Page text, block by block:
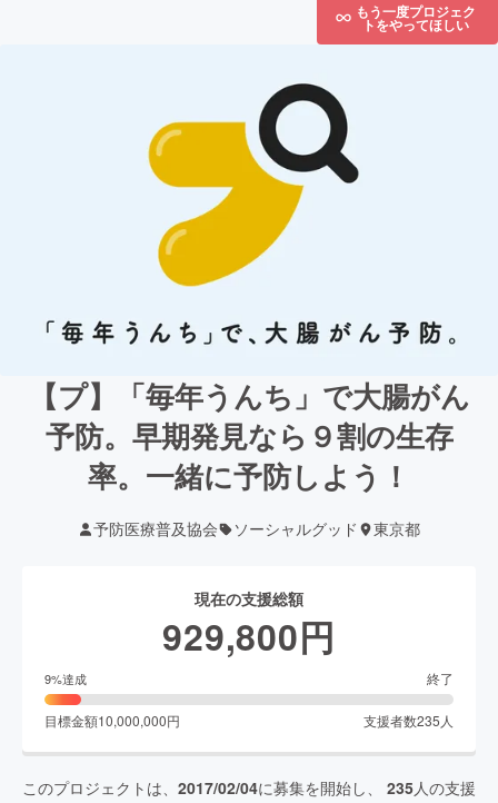
もう一度プロジェク
トをやってほしい
【プ】「毎年うんち」で大腸がん
予防。早期発見なら９割の生存
率。一緒に予防しよう！
予防医療普及協会 ソーシャルグッド 東京都
現在の支援総額
929,800円
9%達成 終了
目標金額10,000,000円 支援者数235 人
このプロジェクトは、 2017/02/04に募集を開始し、 235人の支援